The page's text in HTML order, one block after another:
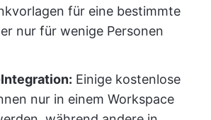
für eine bestimmte
nur für wenige Personen
Einige kostenlose
nur in einem Workspace